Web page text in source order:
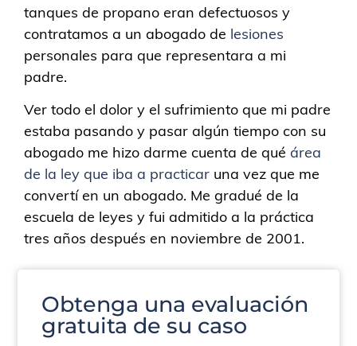
tanques de propano eran defectuosos y
contratamos a un abogado de lesiones
personales para que representara a mi
padre.
Ver todo el dolor y el sufrimiento que mi padre
estaba pasando y pasar algún tiempo con su
abogado me hizo darme cuenta de qué área
de la ley que iba a practicar una vez que me
convertí en un abogado. Me gradué de la
escuela de leyes y fui admitido a la práctica
tres años después en noviembre de 2001.
Obtenga una evaluación
gratuita de su caso